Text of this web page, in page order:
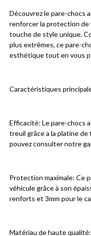
Découvrez le pare-chocs
renforcer la protection
touche de style unique.
plus extrêmes, ce pare-
esthétique tout en vous
Caractéristiques
Efficacité: Le pare-chocs
treuil grâce a la platine
pouvez consulter notre
Protection maximale: Ce
véhicule grâce à son
renforts et 3mm pour le
Matériau de haute